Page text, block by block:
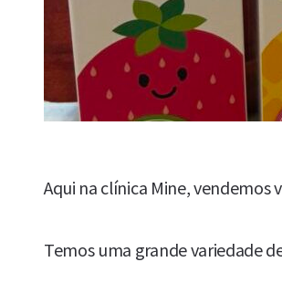
Aqui na clínica Mine, vendemos
Temos uma grande variedade